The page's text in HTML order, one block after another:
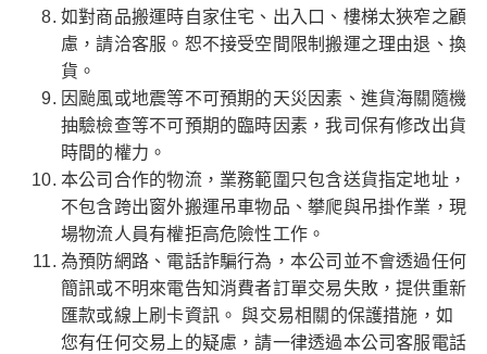
如對商品搬運時自家住宅、出入口、樓梯太狹窄之顧
慮，請洽客服。恕不接受空間限制搬運之理由退、換
貨。
因颱風或地震等不可預期的天災因素、進貨海關隨機
抽驗檢查等不可預期的臨時因素，我司保有修改出貨
時間的權力。
本公司合作的物流，業務範圍只包含送貨指定地址，
不包含跨出窗外搬運吊車物品、攀爬與吊掛作業，現
場物流人員有權拒高危險性工作。
為預防網路、電話詐騙行為，本公司並不會透過任何
簡訊或不明來電告知消費者訂單交易失敗，提供重新
匯款或線上刷卡資訊。 與交易相關的保護措施，如
您有任何交易上的疑慮，請一律透過本公司客服電話